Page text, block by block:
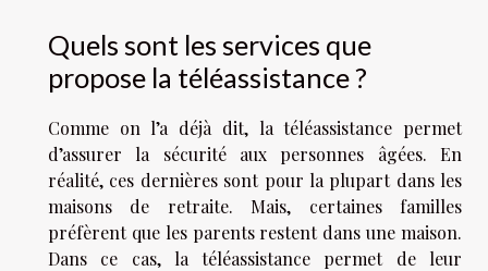
Quels sont les services que
propose la téléassistance ?
Comme on l’a déjà dit, la téléassistance permet
d’assurer la sécurité aux personnes âgées. En
réalité, ces dernières sont pour la plupart dans les
maisons de retraite. Mais, certaines familles
préfèrent que les parents restent dans une maison.
Dans ce cas, la téléassistance permet de leur